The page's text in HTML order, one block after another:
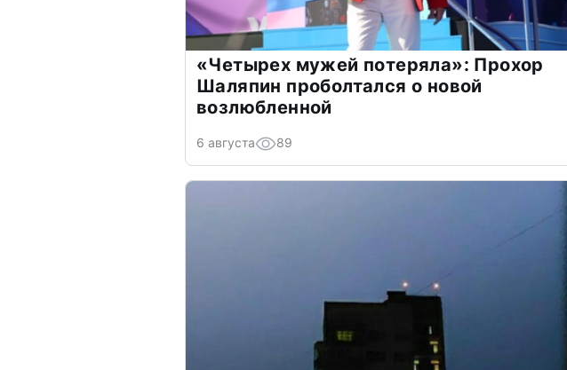
«Четырех мужей потеряла»: Прохор
Шаляпин проболтался о новой
возлюбленной
6 августа 89